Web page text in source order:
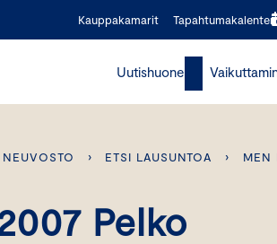
Kauppakamarit Tapahtumakalenteri
Uutishuone
› ETSI LAUSUNTOA › MEN
Pelko